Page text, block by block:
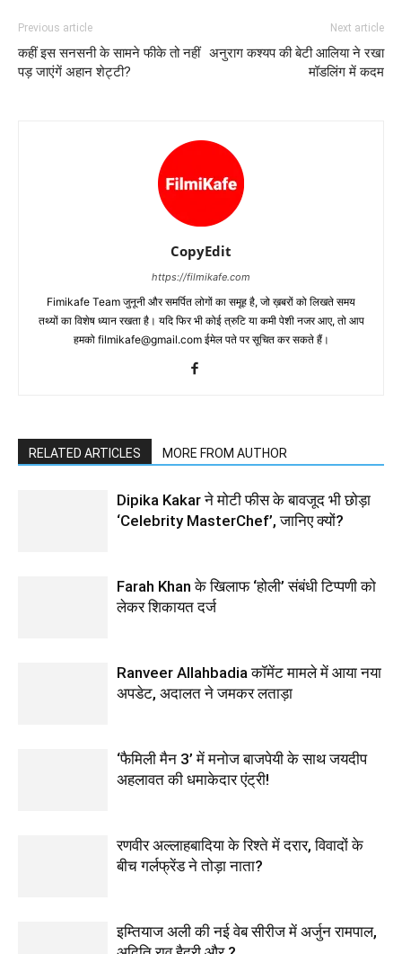
Previous article
कहीं इस सनसनी के सामने फीके तो नहीं
पड़ जाएंगें अहान शेट्टी?
Next article
अनुराग कश्‍यप की बेटी आलिया ने रखा
मॉडलिंग में कदम
CopyEdit
https://filmikafe.com
Fimikafe Team जुनूनी और समर्पित लोगों का समूह है, जो ख़बरों को लिखते समय
तथ्‍यों का विशेष ध्‍यान रखता है। यदि फिर भी कोई त्रुटि या कमी पेशी नजर आए, तो आप
हमको filmikafe@gmail.com ईमेल पते पर सूचित कर सकते हैं।
RELATED ARTICLES MORE FROM AUTHOR
Dipika Kakar ने मोटी फीस के बावजूद भी छोड़ा
‘Celebrity MasterChef’, जानिए क्यों?
Farah Khan के खिलाफ ‘होली’ संबंधी टिप्पणी को
लेकर शिकायत दर्ज
Ranveer Allahbadia कॉमेंट मामले में आया नया
अपडेट, अदालत ने जमकर लताड़ा
‘फैमिली मैन 3’ में मनोज बाजपेयी के साथ जयदीप
अहलावत की धमाकेदार एंट्री!
रणवीर अल्लाहबादिया के रिश्ते में दरार, विवादों के
बीच गर्लफ्रेंड ने तोड़ा नाता?
इम्तियाज अली की नई वेब सीरीज में अर्जुन रामपाल,